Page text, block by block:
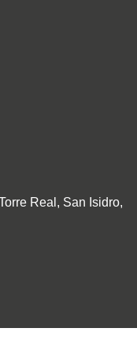
Real, San Isidro,